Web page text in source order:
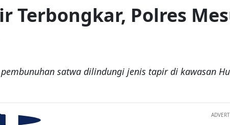
Terbongkar, Polres
satwa dilindungi jenis tapir di kawasan